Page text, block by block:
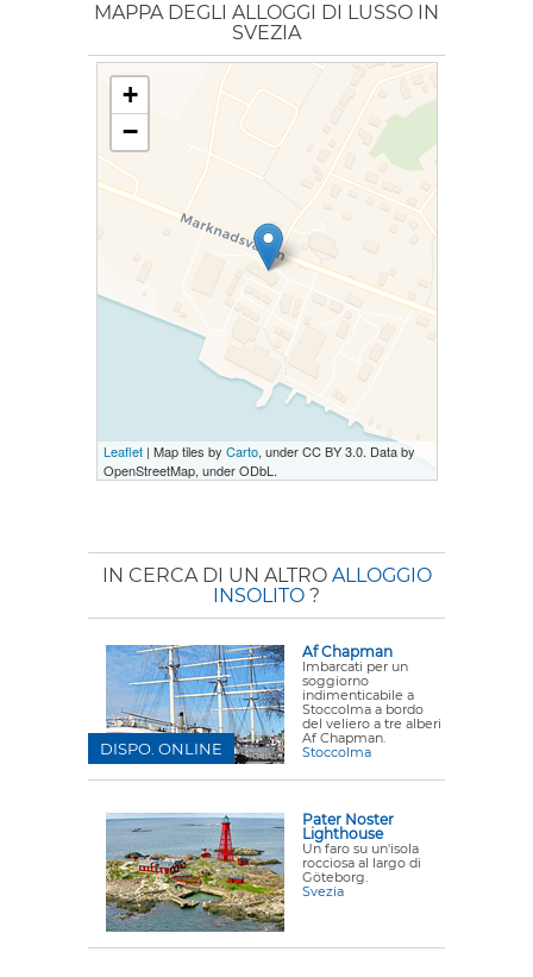
MAPPA DEGLI ALLOGGI DI LUSSO IN
SVEZIA
+
−
Leaflet| Map tiles by Carto, under CC BY 3.0. Data by
OpenStreetMap, under ODbL.
IN CERCA DI UN ALTRO ALLOGGIO
INSOLITO ?
Af Chapman
Imbarcati per un
soggiorno
indimenticabile a
Stoccolma a bordo
del veliero a tre alberi
Af Chapman.
Stoccolma
DISPO. ONLINE
Pater Noster
Lighthouse
Un faro su un'isola
rocciosa al largo di
Göteborg.
Svezia